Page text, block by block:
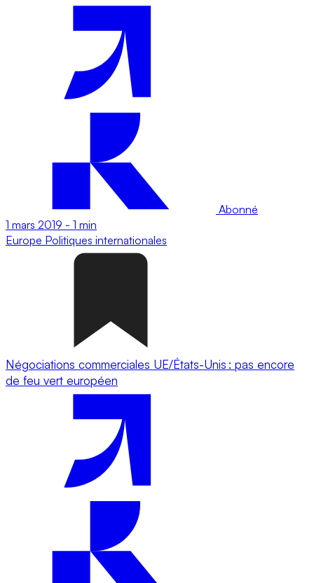
Abonné
1 mars 2019 - 1 min
Europe Politiques internationales
Négociations commerciales UE/États-Unis : pas encore
de feu vert européen